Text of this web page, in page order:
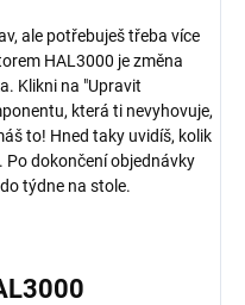
ale potřebuješ třeba více
HAL3000 je změna
Klikni na "Upravit
která ti nevyhovuje,
to! Hned taky uvidíš, kolik
dokončení objednávky
týdne na stole.